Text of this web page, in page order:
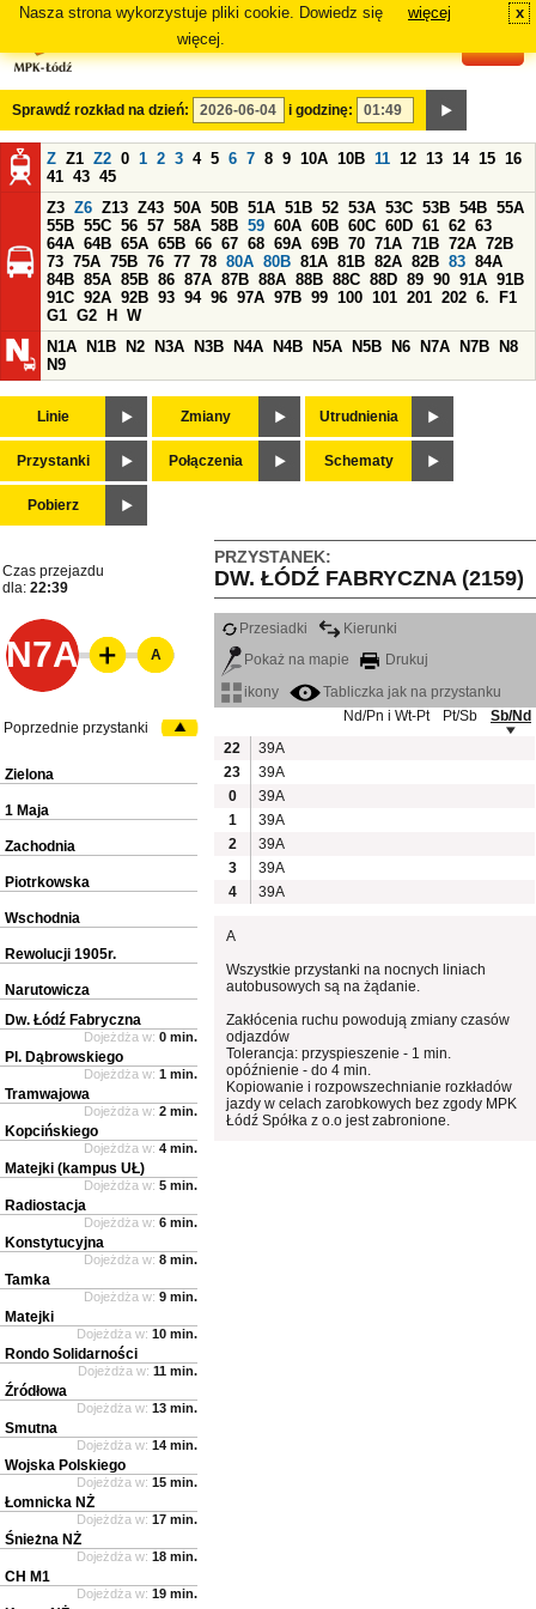
Nasza strona wykorzystuje pliki cookie. Dowiedz się
więcej.
więcej x
Sprawdź rozkład na dzień: i godzinę:
Z Z1 Z2 0 1 2 3 4 5 6 7 8 9 10A 10B 11 12 13 14 15 16
41 43 45
Z3 Z6 Z13 Z43 50A 50B 51A 51B 52 53A 53C 53B 54B 55A
55B 55C 56 57 58A 58B 59 60A 60B 60C 60D 61 62 63
64A 64B 65A 65B 66 67 68 69A 69B 70 71A 71B 72A 72B
73 75A 75B 76 77 78 80A 80B 81A 81B 82A 82B 83 84A
84B 85A 85B 86 87A 87B 88A 88B 88C 88D 89 90 91A 91B
91C 92A 92B 93 94 96 97A 97B 99 100 101 201 202 6.
F1
G1 G2 H
W
N1A
N1B N2 N3A N3B N4A N4B N5A N5B N6 N7A N7B
N8
N9
Linie Zmiany Utrudnienia
Przystanki Połączenia Schematy
Pobierz
PRZYSTANEK:
DW. ŁÓDŹ FABRYCZNA (2159)
Czas przejazdu
dla: 22:39
N7A
Przesiadki
Kierunki
Pokaż na mapie
Drukuj
ikony
Tabliczka jak na przystanku
Nd/Pn i Wt-Pt
Pt/Sb
Sb/Nd
22
39A
23
39A
0
39A
1
39A
2
39A
3
39A
4
39A
A
Wszystkie przystanki na nocnych liniach
autobusowych są na żądanie.
Zakłócenia ruchu powodują zmiany czasów
odjazdów
Tolerancja: przyspieszenie - 1 min.
opóźnienie - do 4 min.
Kopiowanie i rozpowszechnianie rozkładów
jazdy w celach zarobkowych bez zgody MPK
Łódź Spółka z o.o jest zabronione.
A
Poprzednie przystanki
Zielona
1 Maja
Zachodnia
Piotrkowska
Wschodnia
Rewolucji 1905r.
Narutowicza
Dw. Łódź Fabryczna
Dojeżdża w: 0 min.
Pl. Dąbrowskiego
Dojeżdża w: 1 min.
Tramwajowa
Dojeżdża w: 2 min.
Kopcińskiego
Dojeżdża w: 4 min.
Matejki (kampus UŁ)
Dojeżdża w: 5 min.
Radiostacja
Dojeżdża w: 6 min.
Konstytucyjna
Dojeżdża w: 8 min.
Tamka
Dojeżdża w: 9 min.
Matejki
Dojeżdża w: 10 min.
Rondo Solidarności
Dojeżdża w: 11 min.
Źródłowa
Dojeżdża w: 13 min.
Smutna
Dojeżdża w: 14 min.
Wojska Polskiego
Dojeżdża w: 15 min.
Łomnicka NŻ
Dojeżdża w: 17 min.
Śnieżna NŻ
Dojeżdża w: 18 min.
CH M1
Dojeżdża w: 19 min.